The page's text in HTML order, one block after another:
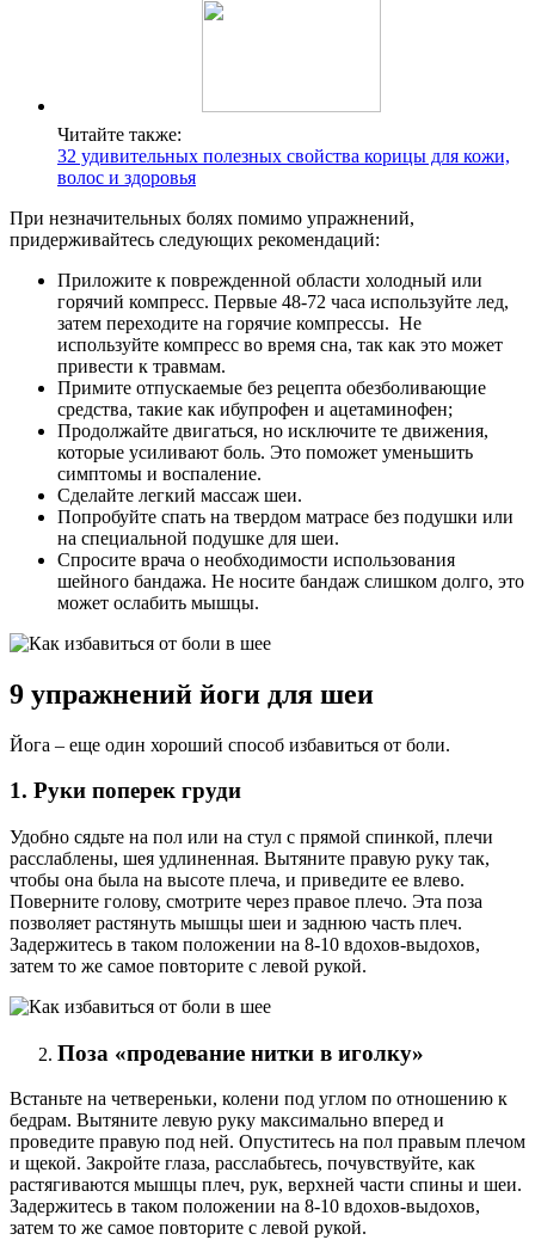
Читайте также:
32 удивительных полезных свойства корицы для кожи,
волос и здоровья
При незначительных болях помимо упражнений,
придерживайтесь следующих рекомендаций:
Приложите к поврежденной области холодный или
горячий компресс. Первые 48-72 часа используйте лед,
затем переходите на горячие компрессы. Не
используйте компресс во время сна, так как это может
привести к травмам.
Примите отпускаемые без рецепта обезболивающие
средства, такие как ибупрофен и ацетаминофен;
Продолжайте двигаться, но исключите те движения,
которые усиливают боль. Это поможет уменьшить
симптомы и воспаление.
Сделайте легкий массаж шеи.
Попробуйте спать на твердом матрасе без подушки или
на специальной подушке для шеи.
Спросите врача о необходимости использования
шейного бандажа. Не носите бандаж слишком долго, это
может ослабить мышцы.
9 упражнений йоги для шеи
Йога – еще один хороший способ избавиться от боли.
1. Руки поперек груди
Удобно сядьте на пол или на стул с прямой спинкой, плечи
расслаблены, шея удлиненная. Вытяните правую руку так,
чтобы она была на высоте плеча, и приведите ее влево.
Поверните голову, смотрите через правое плечо. Эта поза
позволяет растянуть мышцы шеи и заднюю часть плеч.
Задержитесь в таком положении на 8-10 вдохов-выдохов,
затем то же самое повторите с левой рукой.
Поза «продевание нитки в иголку»
Встаньте на четвереньки, колени под углом по отношению к
бедрам. Вытяните левую руку максимально вперед и
проведите правую под ней. Опуститесь на пол правым плечом
и щекой. Закройте глаза, расслабьтесь, почувствуйте, как
растягиваются мышцы плеч, рук, верхней части спины и шеи.
Задержитесь в таком положении на 8-10 вдохов-выдохов,
затем то же самое повторите с левой рукой.